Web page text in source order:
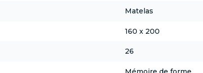
Matelas
160 x 200
26